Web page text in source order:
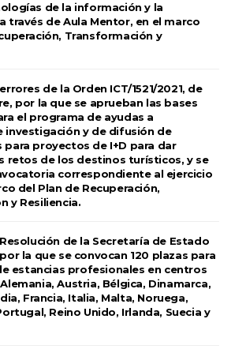
de la información y la
través de Aula Mentor, en el marco
Transformación y
de la Orden ICT/1521/2021, de
por la que se aprueban las bases
el programa de ayudas a
investigación y de difusión de
proyectos de I+D para dar
retos de los destinos turísticos, y se
correspondiente al ejercicio
del Plan de Recuperación,
y Resiliencia.
de la Secretaría de Estado
la que se convocan 120 plazas para
estancias profesionales en centros
Austria, Bélgica, Dinamarca,
Francia, Italia, Malta, Noruega,
Reino Unido, Irlanda, Suecia y